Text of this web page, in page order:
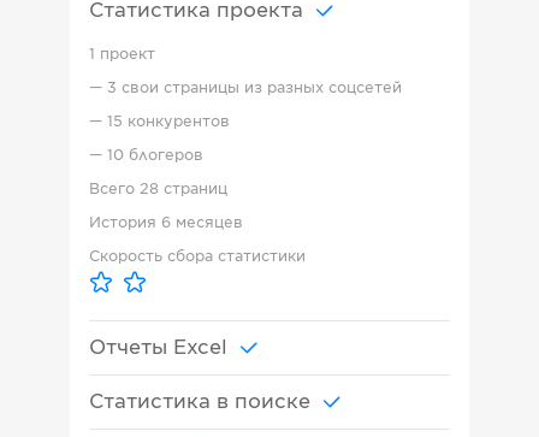
Статистика проекта
1 проект
— 3 свои страницы из разных соцсетей
— 15 конкурентов
— 10 блогеров
Всего 28 страниц
История 6 месяцев
Скорость сбора статистики
Отчеты Excel
Статистика в поиске